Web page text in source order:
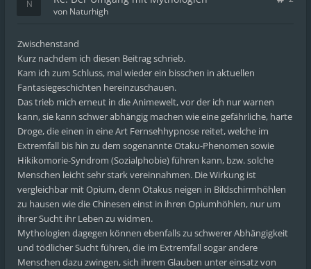
von Naturhigh
Zwischenstand
Kurz nachdem ich diesen Beitrag schrieb.
Kam ich zum Schluss, mal wieder ein bisschen in aktuellen
Fantasiegeschichten hereinzuschauen.
Das trieb mich erneut in die Animewelt, vor der ich nur warnen
kann, sie kann schwer abhängig machen wie eine gefährliche, harte
Droge, die einen in eine Art Fernsehhypnose reitet, welche im
Extremfall bis hin zu dem sogenannte Otaku-Phenomen sowie
Hikikomorie-Syndrom (Sozialphobie) führen kann, bzw. solche
Menschen leicht sehr stark vereinnahmen. Die Wirkung ist
vergleichbar mit Opium, denn Otakus neigen in Bildschirmhöhlen
zu hausen wie die Chinesen einst in ihren Opiumhöhlen, nur um
ihrer Sucht ihr Leben zu widmen.
Mythologien dagegen können ebenfalls zu schwerer Abhängigkeit
und tödlicher Sucht führen, die im Extremfall sogar andere
Menschen dazu zwingen, sich ihrem Glauben unter einsatz von